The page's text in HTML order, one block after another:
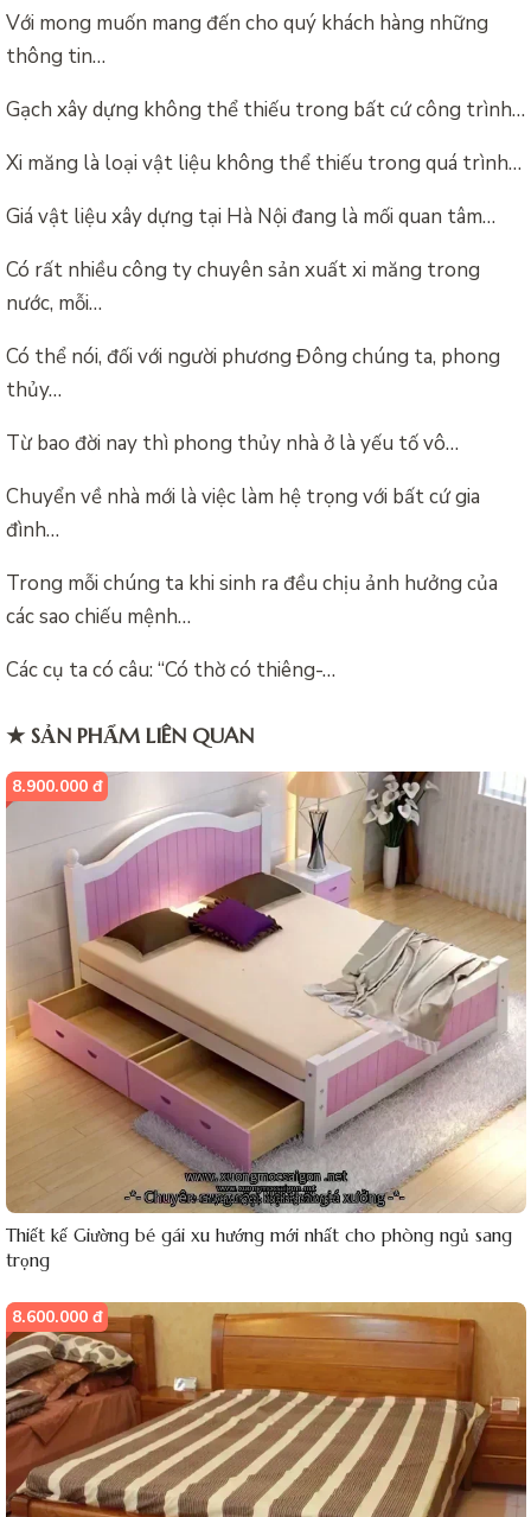
Với mong muốn mang đến cho quý khách hàng những
thông tin…
Gạch xây dựng không thể thiếu trong bất cứ công trình…
Xi măng là loại vật liệu không thể thiếu trong quá trình…
Giá vật liệu xây dựng tại Hà Nội đang là mối quan tâm…
Có rất nhiều công ty chuyên sản xuất xi măng trong
nước, mỗi…
Có thể nói, đối với người phương Đông chúng ta, phong
thủy…
Từ bao đời nay thì phong thủy nhà ở là yếu tố vô…
Chuyển về nhà mới là việc làm hệ trọng với bất cứ gia
đình…
Trong mỗi chúng ta khi sinh ra đều chịu ảnh hưởng của
các sao chiếu mệnh…
Các cụ ta có câu: “Có thờ có thiêng-…
★ SẢN PHẨM LIÊN QUAN
8.900.000 đ
Thiết kế Giường bé gái xu hướng mới nhất cho phòng ngủ sang
trọng
8.600.000 đ